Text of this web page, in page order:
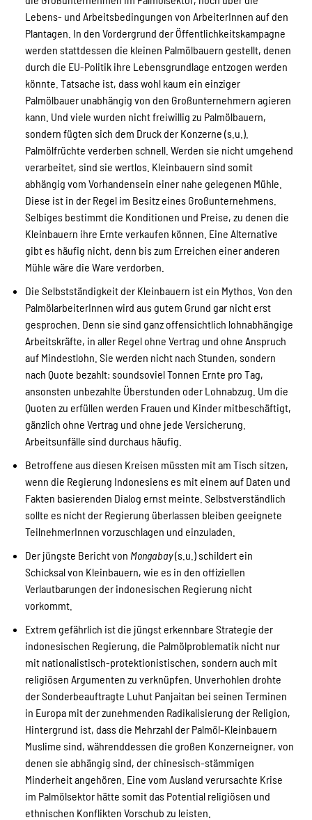
Lebens- und Arbeitsbedingungen von ArbeiterInnen auf den
Plantagen. In den Vordergrund der Öffentlichkeitskampagne
werden stattdessen die kleinen Palmölbauern gestellt, denen
durch die EU-Politik ihre Lebensgrundlage entzogen werden
könnte. Tatsache ist, dass wohl kaum ein einziger
Palmölbauer unabhängig von den Großunternehmern agieren
kann. Und viele wurden nicht freiwillig zu Palmölbauern,
sondern fügten sich dem Druck der Konzerne (s.u.).
Palmölfrüchte verderben schnell. Werden sie nicht umgehend
verarbeitet, sind sie wertlos. Kleinbauern sind somit
abhängig vom Vorhandensein einer nahe gelegenen Mühle.
Diese ist in der Regel im Besitz eines Großunternehmens.
Selbiges bestimmt die Konditionen und Preise, zu denen die
Kleinbauern ihre Ernte verkaufen können. Eine Alternative
gibt es häufig nicht, denn bis zum Erreichen einer anderen
Mühle wäre die Ware verdorben.
Die Selbstständigkeit der Kleinbauern ist ein Mythos. Von den
PalmölarbeiterInnen wird aus gutem Grund gar nicht erst
gesprochen. Denn sie sind ganz offensichtlich lohnabhängige
Arbeitskräfte, in aller Regel ohne Vertrag und ohne Anspruch
auf Mindestlohn. Sie werden nicht nach Stunden, sondern
nach Quote bezahlt: soundsoviel Tonnen Ernte pro Tag,
ansonsten unbezahlte Überstunden oder Lohnabzug. Um die
Quoten zu erfüllen werden Frauen und Kinder mitbeschäftigt,
gänzlich ohne Vertrag und ohne jede Versicherung.
Arbeitsunfälle sind durchaus häufig.
Betroffene aus diesen Kreisen müssten mit am Tisch sitzen,
wenn die Regierung Indonesiens es mit einem auf Daten und
Fakten basierenden Dialog ernst meinte. Selbstverständlich
sollte es nicht der Regierung überlassen bleiben geeignete
TeilnehmerInnen vorzuschlagen und einzuladen.
Der jüngste Bericht von Mongabay(s.u.) schildert ein
Schicksal von Kleinbauern, wie es in den offiziellen
Verlautbarungen der indonesischen Regierung nicht
vorkommt.
Extrem gefährlich ist die jüngst erkennbare Strategie der
indonesischen Regierung, die Palmölproblematik nicht nur
mit nationalistisch-protektionistischen, sondern auch mit
religiösen Argumenten zu verknüpfen. Unverhohlen drohte
der Sonderbeauftragte Luhut Panjaitan bei seinen Terminen
in Europa mit der zunehmenden Radikalisierung der Religion,
Hintergrund ist, dass die Mehrzahl der Palmöl-Kleinbauern
Muslime sind, währenddessen die großen Konzerneigner, von
denen sie abhängig sind, der chinesisch-stämmigen
Minderheit angehören. Eine vom Ausland verursachte Krise
im Palmölsektor hätte somit das Potential religiösen und
ethnischen Konflikten Vorschub zu leisten.